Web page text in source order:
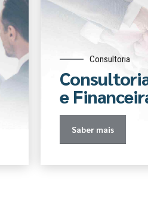
Consultoria
e
Saber mais